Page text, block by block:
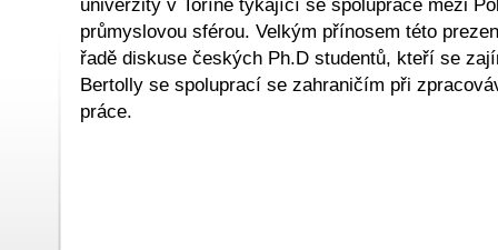
průmyslovou sférou. Velkým přínosem této
řadě diskuse českých Ph.D studentů, kteří se
Bertolly se spoluprací se zahraničím při
práce.